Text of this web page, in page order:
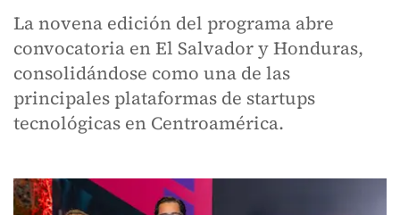
La novena edición del programa abre
convocatoria en El Salvador y Honduras,
consolidándose como una de las
principales plataformas de startups
tecnológicas en Centroamérica.